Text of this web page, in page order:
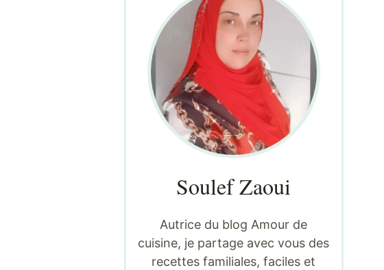
Soulef Zaoui
Autrice du blog Amour de
cuisine, je partage avec vous des
recettes familiales, faciles et